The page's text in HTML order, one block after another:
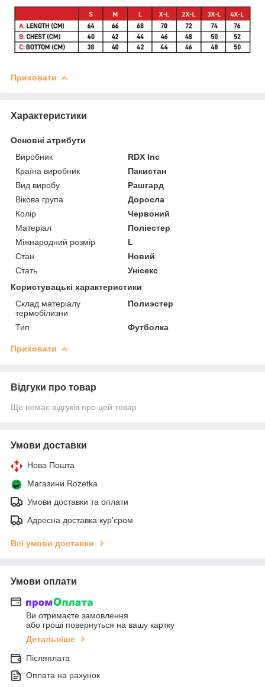
Приховати
Характеристики
Основні атрибути
Виробник
RDX Inc
Країна виробник
Пакистан
Вид виробу
Рашгард
Вікова група
Доросла
Колір
Червоний
Матеріал
Поліестер
Міжнародний розмір
L
Стан
Новий
Стать
Унісекс
Користувацькі характеристики
Склад матеріалу
термобілизни
Полиэстер
Тип Футболка
Приховати
Відгуки про товар
Ще немає відгуків про цей товар
Умови доставки
Нова Пошта
Магазини Rozetka
Умови доставки та оплати
Адресна доставка кур'єром
Всі умови доставки
Умови оплати
Ви отримаєте замовлення
або гроші повернуться на вашу картку
Детальніше
Післяплата
Оплата на рахунок